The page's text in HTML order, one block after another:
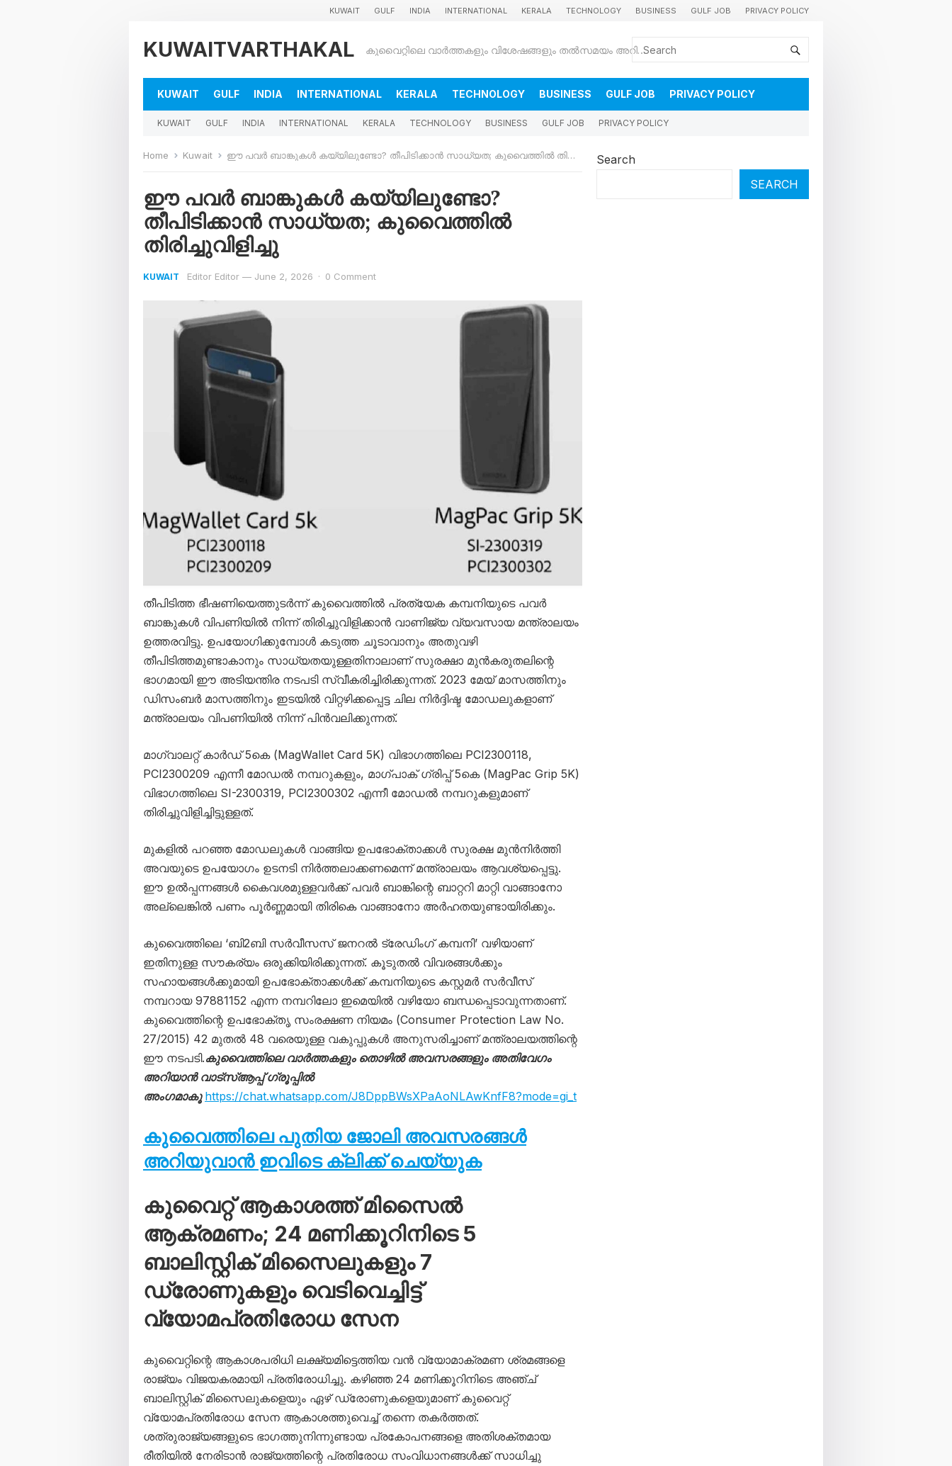
KUWAIT GULF INDIA INTERNATIONAL KERALA TECHNOLOGY BUSINESS GULF JOB PRIVACY POLICY
KUWAITVARTHAKAL കുവൈറ്റിലെ വാർത്തകളും വിശേഷങ്ങളും തൽസമയം അറിയാൻ
KUWAIT GULF INDIA INTERNATIONAL KERALA TECHNOLOGY BUSINESS GULF JOB PRIVACY POLICY
KUWAIT GULF INDIA INTERNATIONAL KERALA TECHNOLOGY BUSINESS GULF JOB PRIVACY POLICY
Home Kuwait ഈ പവർ ബാങ്കുകൾ കയ്യിലുണ്ടോ? തീപിടിക്കാൻ സാധ്യത; കുവൈത്തിൽ തിരിച്ചുവിളിച്ചു
ഈ പവർ ബാങ്കുകൾ കയ്യിലുണ്ടോ?
തീപിടിക്കാൻ സാധ്യത; കുവൈത്തിൽ
തിരിച്ചുവിളിച്ചു
KUWAIT Editor Editor — June 2, 2026 · 0 Comment
തീപിടിത്ത ഭീഷണിയെത്തുടർന്ന് കുവൈത്തിൽ പ്രത്യേക കമ്പനിയുടെ പവർ
ബാങ്കുകൾ വിപണിയിൽ നിന്ന് തിരിച്ചുവിളിക്കാൻ വാണിജ്യ വ്യവസായ മന്ത്രാലയം
ഉത്തരവിട്ടു. ഉപയോഗിക്കുമ്പോൾ കടുത്ത ചൂടാവാനും അതുവഴി
തീപിടിത്തമുണ്ടാകാനും സാധ്യതയുള്ളതിനാലാണ് സുരക്ഷാ മുൻകരുതലിന്റെ
ഭാഗമായി ഈ അടിയന്തിര നടപടി സ്വീകരിച്ചിരിക്കുന്നത്. 2023 മേയ് മാസത്തിനും
ഡിസംബർ മാസത്തിനും ഇടയിൽ വിറ്റഴിക്കപ്പെട്ട ചില നിർദ്ദിഷ്ട മോഡലുകളാണ്
മന്ത്രാലയം വിപണിയിൽ നിന്ന് പിൻവലിക്കുന്നത്.
മാഗ്‌വാലറ്റ് കാർഡ് 5കെ (MagWallet Card 5K) വിഭാഗത്തിലെ PCI2300118,
PCI2300209 എന്നീ മോഡൽ നമ്പറുകളും, മാഗ്‌പാക് ഗ്രിപ്പ് 5കെ (MagPac Grip 5K)
വിഭാഗത്തിലെ SI-2300319, PCI2300302 എന്നീ മോഡൽ നമ്പറുകളുമാണ്
തിരിച്ചുവിളിച്ചിട്ടുള്ളത്.
മുകളിൽ പറഞ്ഞ മോഡലുകൾ വാങ്ങിയ ഉപഭോക്താക്കൾ സുരക്ഷ മുൻനിർത്തി
അവയുടെ ഉപയോഗം ഉടനടി നിർത്തലാക്കണമെന്ന് മന്ത്രാലയം ആവശ്യപ്പെട്ടു.
ഈ ഉൽപ്പന്നങ്ങൾ കൈവശമുള്ളവർക്ക് പവർ ബാങ്കിന്റെ ബാറ്ററി മാറ്റി വാങ്ങാനോ
അല്ലെങ്കിൽ പണം പൂർണ്ണമായി തിരികെ വാങ്ങാനോ അർഹതയുണ്ടായിരിക്കും.
കുവൈത്തിലെ ‘ബി2ബി സർവീസസ് ജനറൽ ട്രേഡിംഗ് കമ്പനി’ വഴിയാണ്
ഇതിനുള്ള സൗകര്യം ഒരുക്കിയിരിക്കുന്നത്. കൂടുതൽ വിവരങ്ങൾക്കും
സഹായങ്ങൾക്കുമായി ഉപഭോക്താക്കൾക്ക് കമ്പനിയുടെ കസ്റ്റമർ സർവീസ്
നമ്പറായ 97881152 എന്ന നമ്പറിലോ ഇമെയിൽ വഴിയോ ബന്ധപ്പെടാവുന്നതാണ്.
കുവൈത്തിന്റെ ഉപഭോക്തൃ സംരക്ഷണ നിയമം (Consumer Protection Law No.
27/2015) 42 മുതൽ 48 വരെയുള്ള വകുപ്പുകൾ അനുസരിച്ചാണ് മന്ത്രാലയത്തിന്റെ
ഈ നടപടി.കുവൈത്തിലെ വാർത്തകളും തൊഴിൽ അവസരങ്ങളും അതിവേഗം
അറിയാൻ വാട്സ്ആപ്പ് ഗ്രൂപ്പിൽ
അംഗമാകൂ https://chat.whatsapp.com/J8DppBWsXPaAoNLAwKnfF8?mode=gi_t
കുവൈത്തിലെ പുതിയ ജോലി അവസരങ്ങൾ
അറിയുവാൻ ഇവിടെ ക്ലിക്ക് ചെയ്യുക
കുവൈറ്റ് ആകാശത്ത് മിസൈൽ
ആക്രമണം; 24 മണിക്കൂറിനിടെ 5
ബാലിസ്റ്റിക് മിസൈലുകളും 7
ഡ്രോണുകളും വെടിവെച്ചിട്ട്
വ്യോമപ്രതിരോധ സേന
കുവൈറ്റിന്റെ ആകാശപരിധി ലക്ഷ്യമിട്ടെത്തിയ വൻ വ്യോമാക്രമണ ശ്രമങ്ങളെ
രാജ്യം വിജയകരമായി പ്രതിരോധിച്ചു. കഴിഞ്ഞ 24 മണിക്കൂറിനിടെ അഞ്ച്
ബാലിസ്റ്റിക് മിസൈലുകളെയും ഏഴ് ഡ്രോണുകളെയുമാണ് കുവൈറ്റ്
വ്യോമപ്രതിരോധ സേന ആകാശത്തുവെച്ച് തന്നെ തകർത്തത്.
ശത്രുരാജ്യങ്ങളുടെ ഭാഗത്തുനിന്നുണ്ടായ പ്രകോപനങ്ങളെ അതിശക്തമായ
രീതിയിൽ നേരിടാൻ രാജ്യത്തിന്റെ പ്രതിരോധ സംവിധാനങ്ങൾക്ക് സാധിച്ചു
Search
SEARCH